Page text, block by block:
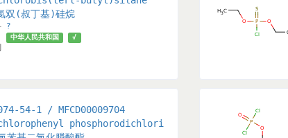
双(叔丁基)硅烷
?
中华人民共和国 √
54-1 / MFCD00009704
phosphorodichloridate